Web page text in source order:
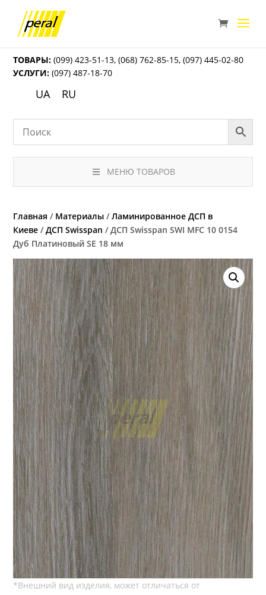
ТОВАРЫ: (099) 423-51-13,(068) 762-85-15,(097) 445-02-80
УСЛУГИ: (097) 487-18-70
UA RU
МЕНЮ ТОВАРОВ
Главная / Материалы /Ламинированное ДСП в
Киеве /ДСП Swisspan / ДСП Swisspan SWI MFC 10 0154
Дуб Платиновый SE 18 мм